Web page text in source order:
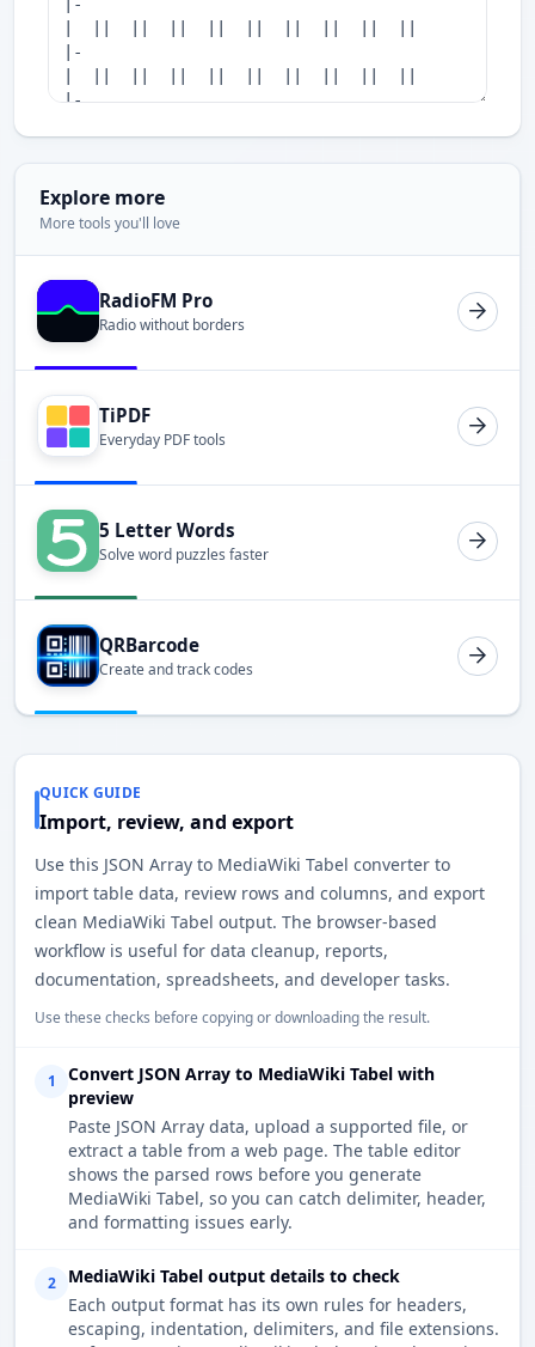
Explore more
More tools you'll love
RadioFM Pro
Radio without borders
TiPDF
Everyday PDF tools
5 Letter Words
Solve word puzzles faster
QRBarcode
Create and track codes
QUICK GUIDE
Import, review, and export
Use this JSON Array to MediaWiki Tabel converter to
import table data, review rows and columns, and export
clean MediaWiki Tabel output. The browser-based
workflow is useful for data cleanup, reports,
documentation, spreadsheets, and developer tasks.
Use these checks before copying or downloading the result.
1
Convert JSON Array to MediaWiki Tabel with
preview
Paste JSON Array data, upload a supported file, or
extract a table from a web page. The table editor
shows the parsed rows before you generate
MediaWiki Tabel, so you can catch delimiter, header,
and formatting issues early.
2
MediaWiki Tabel output details to check
Each output format has its own rules for headers,
escaping, indentation, delimiters, and file extensions.